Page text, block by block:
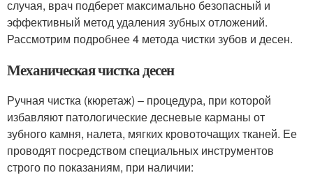
случая, врач подберет максимально безопасный и
эффективный метод удаления зубных отложений.
Рассмотрим подробнее 4 метода чистки зубов и десен.
Механическая чистка десен
Ручная чистка (кюретаж) – процедура, при которой
избавляют патологические десневые карманы от
зубного камня, налета, мягких кровоточащих тканей. Ее
проводят посредством специальных инструментов
строго по показаниям, при наличии: